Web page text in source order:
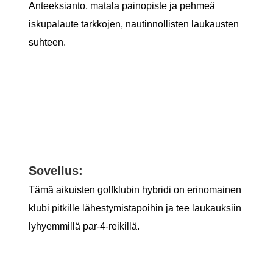
Anteeksianto, matala painopiste ja pehmeä
iskupalaute tarkkojen, nautinnollisten laukausten
suhteen.
Sovellus:
Tämä aikuisten golfklubin hybridi on erinomainen
klubi pitkille lähestymistapoihin ja tee laukauksiin
lyhyemmillä par-4-reikillä.